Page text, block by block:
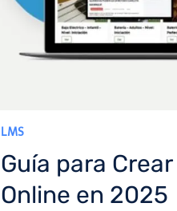
LMS
Guía para
Online en 2025